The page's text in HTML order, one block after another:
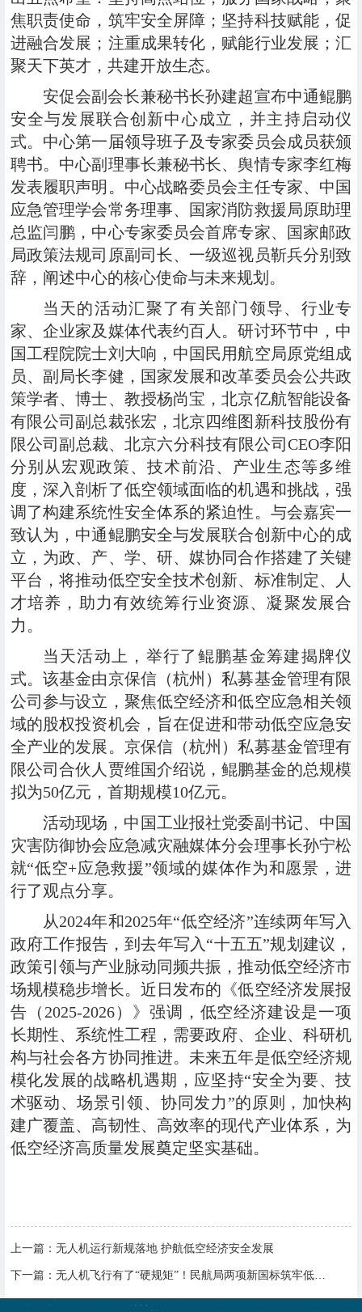
焦职责使命，筑牢安全屏障；坚持科技赋能，促
进融合发展；注重成果转化，赋能行业发展；汇
聚天下英才，共建开放生态。
安促会副会长兼秘书长孙建超宣布中通鲲鹏
安全与发展联合创新中心成立，并主持启动仪
式。中心第一届领导班子及专家委员会成员获颁
聘书。中心副理事长兼秘书长、舆情专家李红梅
发表履职声明。中心战略委员会主任专家、中国
应急管理学会常务理事、国家消防救援局原助理
总监闫鹏，中心专家委员会首席专家、国家邮政
局政策法规司原副司长、一级巡视员靳兵分别致
辞，阐述中心的核心使命与未来规划。
当天的活动汇聚了有关部门领导、行业专
家、企业家及媒体代表约百人。研讨环节中，中
国工程院院士刘大响，中国民用航空局原党组成
员、副局长李健，国家发展和改革委员会公共政
策学者、博士、教授杨尚宝，北京亿航智能设备
有限公司副总裁张宏，北京四维图新科技股份有
限公司副总裁、北京六分科技有限公司CEO李阳
分别从宏观政策、技术前沿、产业生态等多维
度，深入剖析了低空领域面临的机遇和挑战，强
调了构建系统性安全体系的紧迫性。与会嘉宾一
致认为，中通鲲鹏安全与发展联合创新中心的成
立，为政、产、学、研、媒协同合作搭建了关键
平台，将推动低空安全技术创新、标准制定、人
才培养，助力有效统筹行业资源、凝聚发展合
力。
当天活动上，举行了鲲鹏基金筹建揭牌仪
式。该基金由京保信（杭州）私募基金管理有限
公司参与设立，聚焦低空经济和低空应急相关领
域的股权投资机会，旨在促进和带动低空应急安
全产业的发展。京保信（杭州）私募基金管理有
限公司合伙人贾维国介绍说，鲲鹏基金的总规模
拟为50亿元，首期规模10亿元。
活动现场，中国工业报社党委副书记、中国
灾害防御协会应急减灾融媒体分会理事长孙宁松
就“低空+应急救援”领域的媒体作为和愿景，进
行了观点分享。
从2024年和2025年“低空经济”连续两年写入
政府工作报告，到去年写入“十五五”规划建议，
政策引领与产业脉动同频共振，推动低空经济市
场规模稳步增长。近日发布的《低空经济发展报
告（2025-2026）》强调，低空经济建设是一项
长期性、系统性工程，需要政府、企业、科研机
构与社会各方协同推进。未来五年是低空经济规
模化发展的战略机遇期，应坚持“安全为要、技
术驱动、场景引领、协同发力”的原则，加快构
建广覆盖、高韧性、高效率的现代产业体系，为
低空经济高质量发展奠定坚实基础。
上一篇： 无人机运行新规落地 护航低空经济安全发展
下一篇： 无人机飞行有了“硬规矩”！民航局两项新国标筑牢低空安全防线